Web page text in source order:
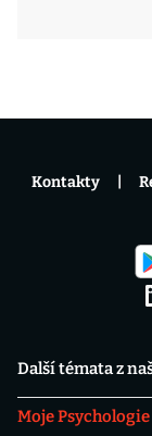
Další témata z
Moje Psychologie
Kontakty